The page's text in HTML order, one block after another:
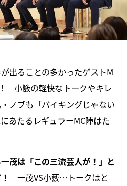
出ることの多かったゲストM
小籔の軽快なトークやキレ
ノブも「バイキングじゃない
あたるレギュラーMC陣はた
茂は「この三流芸人が！」と
一茂VS小藪…トークはと